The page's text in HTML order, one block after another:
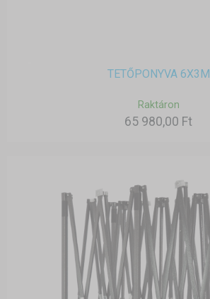
TETŐPONYVA 6X3M
Raktáron
65 980,00 Ft